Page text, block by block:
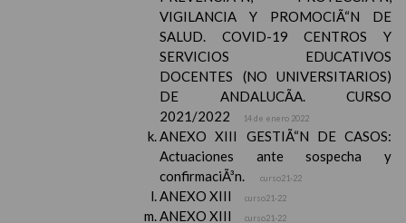
VIGILANCIA Y PROMOCIÃ“N DE
SALUD. COVID-19 CENTROS Y
SERVICIOS EDUCATIVOS
DOCENTES (NO UNIVERSITARIOS)
DE ANDALUCÃA. CURSO
2021/2022
14 de enero 2022
ANEXO XIII GESTIÃ“N DE CASOS:
Actuaciones ante sospecha y
confirmaciÃ³n.
curso21-22
ANEXO XIII curso21-22
ANEXO XIII curso21-22